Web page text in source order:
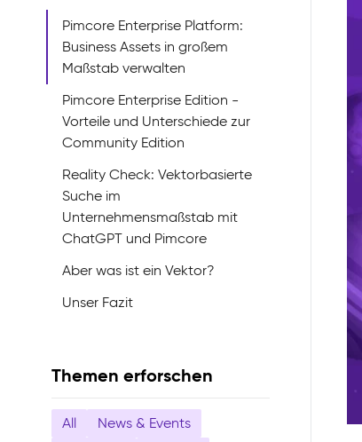
Pimcore Enterprise Platform:
Business Assets in großem
Maßstab verwalten
Pimcore Enterprise Edition -
Vorteile und Unterschiede zur
Community Edition
Reality Check: Vektorbasierte
Suche im
Unternehmensmaßstab mit
ChatGPT und Pimcore
Aber was ist ein Vektor?
Unser Fazit
Themen erforschen
All
News & Events